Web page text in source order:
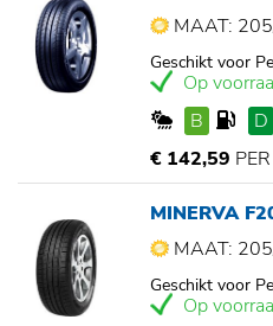
MAAT:
Geschikt voor
Op
B
D
€ 142,59
MINERVA
MAAT:
Geschikt voor
Op